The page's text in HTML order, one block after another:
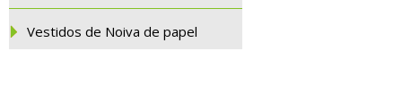
Vestidos de Noiva de papel